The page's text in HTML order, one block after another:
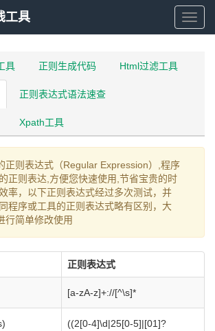
友
工具
具 正则生成代码 Html过滤工具
正则表达式语法速查
Xpath工具
正则表达式（Regular Expression）,程序
正则表达,方便您快速使用,节省宝贵的时
率，以下正则表达式经过多次测试，并
程序或工具的正则表达式略有区别，大
行简单修改使用
正则表达式
[a-zA-z]+://[^\s]*
((2[0-4]\d|25[0-5]|[01]?